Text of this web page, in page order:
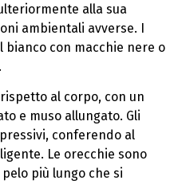
alla sua
ambientali avverse. I
con macchie nere o
al corpo, con un
e muso allungato. Gli
conferendo al
Le orecchie sono
più lungo che si